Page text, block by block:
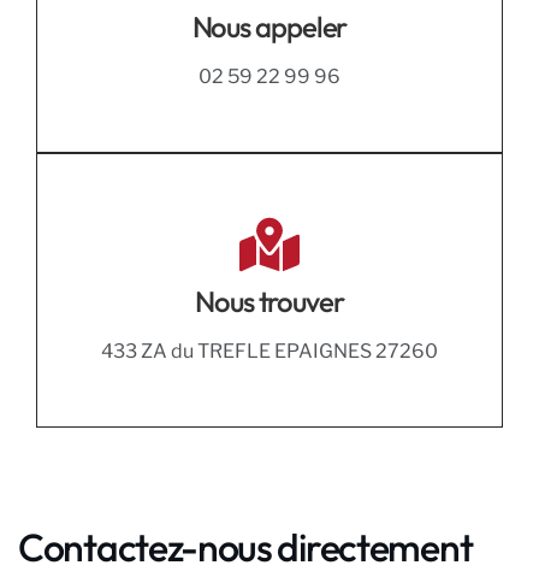
Nous appeler
02 59 22 99 96
Nous trouver
433 ZA du TREFLE EPAIGNES 27260
Contactez-nous directement